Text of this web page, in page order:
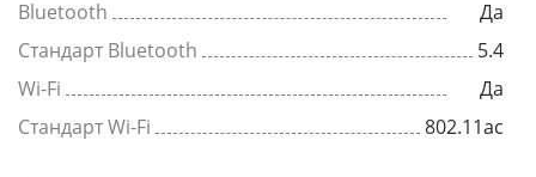
Bluetooth
Да
Стандарт Bluetooth
5.4
Wi-Fi
Да
Стандарт Wi-Fi
802.11ac